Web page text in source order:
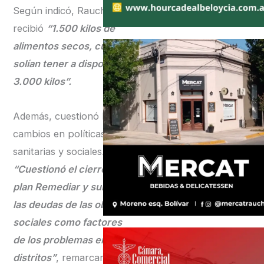
Según indicó, Rauch
recibió “1.500 kilos de
alimentos secos, cuando
solían tener a disposición
3.000 kilos”.
Además, cuestionó los
cambios en políticas
sanitarias y sociales.
“Cuestionó el cierre del
plan Remediar y sumó a
las deudas de las obras
sociales como factores
de los problemas en los
distritos”, remarcaron